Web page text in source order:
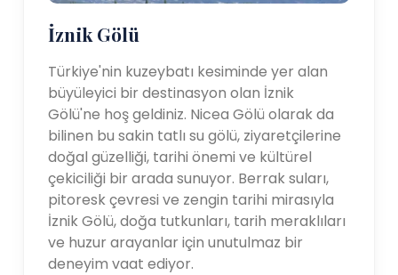
İznik Gölü
Türkiye'nin kuzeybatı kesiminde yer alan
büyüleyici bir destinasyon olan İznik
Gölü'ne hoş geldiniz. Nicea Gölü olarak da
bilinen bu sakin tatlı su gölü, ziyaretçilerine
doğal güzelliği, tarihi önemi ve kültürel
çekiciliği bir arada sunuyor. Berrak suları,
pitoresk çevresi ve zengin tarihi mirasıyla
İznik Gölü, doğa tutkunları, tarih meraklıları
ve huzur arayanlar için unutulmaz bir
deneyim vaat ediyor.